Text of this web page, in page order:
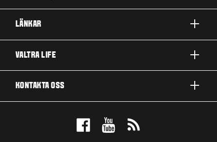
LÄNKAR
TJÄNSTER
VALTRA LIFE
KONTAKTA OSS